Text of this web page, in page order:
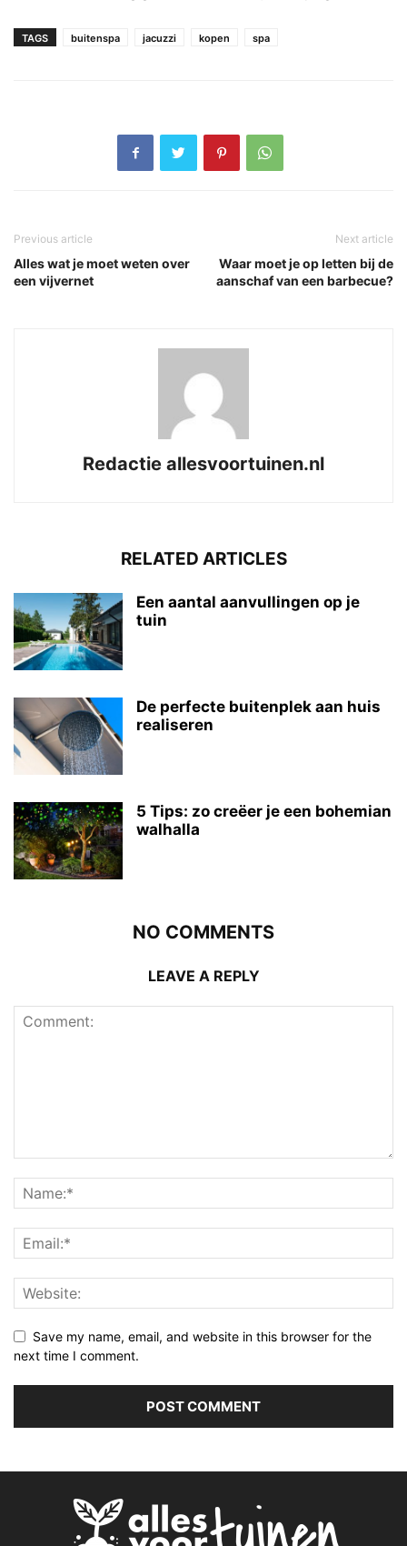
TAGS buitenspa jacuzzi kopen spa
Previous article
Alles wat je moet weten over
een vijvernet
Next article
Waar moet je op letten bij de
aanschaf van een barbecue?
Redactie allesvoortuinen.nl
RELATED ARTICLES
Een aantal aanvullingen op je
tuin
De perfecte buitenplek aan huis
realiseren
5 Tips: zo creëer je een bohemian
walhalla
NO COMMENTS
LEAVE A REPLY
Save my name, email, and website in this browser for the
next time I comment.